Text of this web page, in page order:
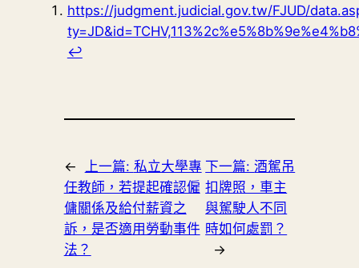
https://judgment.judicial.gov.tw/FJUD/
↩︎
← 上一篇: 私立大學專
任教師，若提起確認僱
傭關係及給付薪資之
訴，是否適用勞動事件
法？
下一篇:酒駕吊
扣牌照，車主
與駕駛人不同
時如何處罰？
→